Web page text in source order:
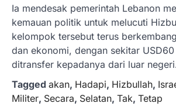
Ia mendesak pemerintah Lebanon
kemauan politik untuk melucuti
kelompok tersebut terus
dan ekonomi, dengan sekitar
ditransfer kepadanya dari luar
Tagged akan, Hadapi, Hizbullah,
Militer, Secara, Selatan, Tak, Tetap